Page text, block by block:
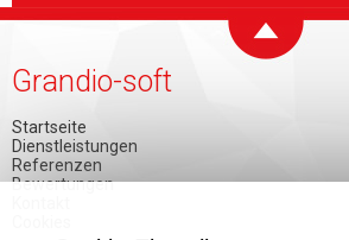
Grandio-soft
Startseite
Dienstleistungen
Referenzen
Bewertungen